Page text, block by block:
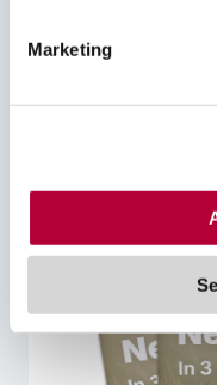
Marketing
CAPTCHA